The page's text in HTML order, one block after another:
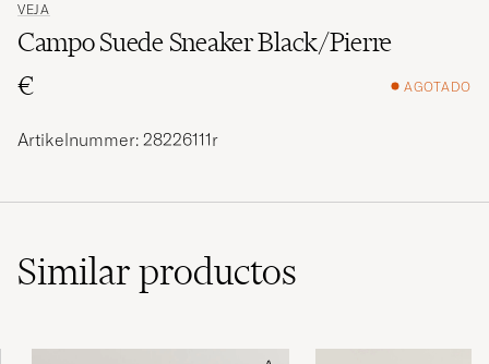
VEJA
Campo Suede Sneaker Black/Pierre
€
AGOTADO
Artikelnummer: 28226111r
Similarproductos